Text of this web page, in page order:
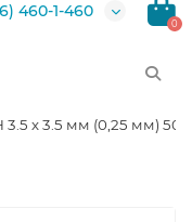
460-1-460
0
х 3.5 мм (0,25 мм) 500